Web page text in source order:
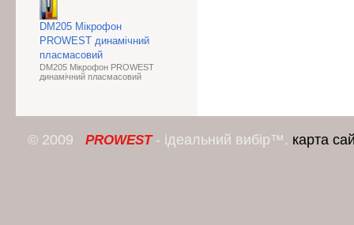
DM205 Мікрофон
PROWEST динамічний
пласмасовий
DM205 Мікрофон PROWEST
динамічний пласмасовий
© 2009 PROWEST- ідеальний вибір™. карта